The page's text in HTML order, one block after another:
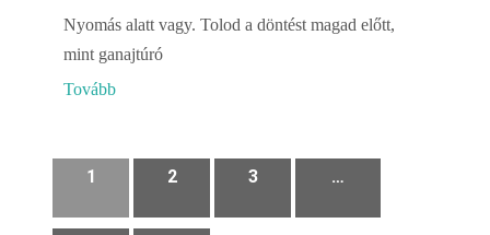
Nyomás alatt vagy. Tolod a döntést magad előtt,
mint ganajtúró
Tovább
1 2 3 …